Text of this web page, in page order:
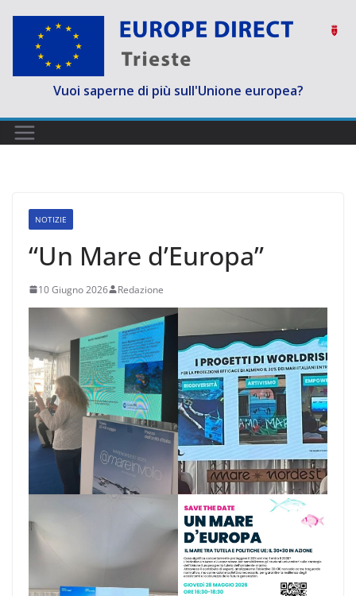
contenuto
Vuoi saperne di più sull'Unione europea?
NOTIZIE
“Un Mare d’Europa”
10 Giugno 2026 Redazione